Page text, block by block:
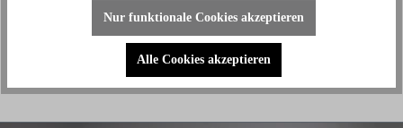
Nur funktionale Cookies akzeptieren
Alle Cookies akzeptieren